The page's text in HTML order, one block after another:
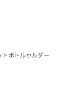
トボトルホルダー